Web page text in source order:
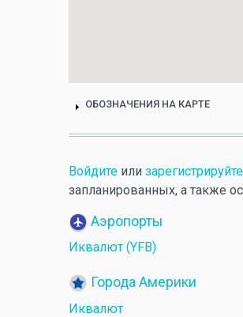
ОБОЗНАЧЕНИЯ НА КАРТЕ
Войдите или
запланированных, а также
Аэропорты
Иквалют (YFB)
Города Америки
Иквалют